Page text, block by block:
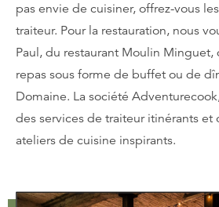
pas envie de cuisiner, offrez-vous
traiteur. Pour la restauration, nous
Paul, du restaurant Moulin Minguet,
repas sous forme de buffet ou de
Domaine. La société
des services de traiteur itinérants et
ateliers de cuisine inspirants.